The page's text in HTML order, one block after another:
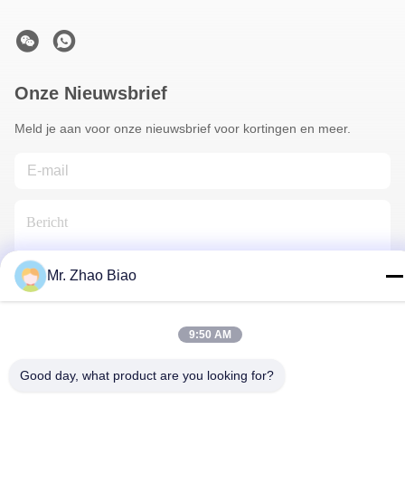
Onze Nieuwsbrief
Meld je aan voor onze nieuwsbrief voor kortingen en meer.
Mr. Zhao Biao
9:50 AM
Good day, what product are you looking for?